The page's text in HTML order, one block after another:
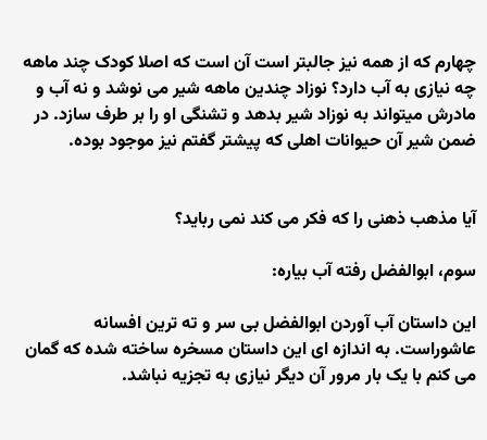
چهارم که از همه نیز جالبتر است آن است که اصلا کودک چند ماهه
چه نیازی به آب دارد؟ نوزاد چندین ماهه شیر می نوشد و نه آب و
مادرش میتواند به نوزاد شیر بدهد و تشنگی او را بر طرف سازد. در
ضمن شیر آن حیوانات اهلی که پیشتر گفتم نیز موجود بوده.
آیا مذهب ذهنی را که فکر می کند نمی رباید؟
سوم، ابوالفضل رفته آب بیاره:
این داستان آب آوردن ابوالفضل بی سر و ته ترین افسانه
عاشوراست. به اندازه ای این داستان مسخره ساخته شده که گمان
می کنم با یک بار مرور آن دیگر نیازی به تجزیه نباشد.